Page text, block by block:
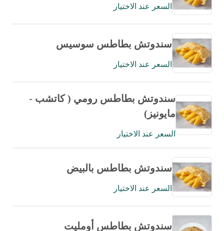
السعر عند الاختيار
سندوتش بطاطس سوسيس
السعر عند الاختيار
سندوتش بطاطس رومي ( كاتشب -
مايونيز)
السعر عند الاختيار
سندوتش بطاطس بالبيض
السعر عند الاختيار
سندوتش بطاطس أومليت